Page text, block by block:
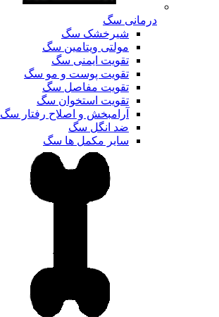
درمانی سگ
شیرخشک سگ
مولتی ویتامین سگ
تقویت ایمنی سگ
تقویت پوست و مو سگ
تقویت مفاصل سگ
تقویت استخوان سگ
آرامبخش و اصلاح رفتار سگ
ضد انگل سگ
سایر مکمل ها سگ